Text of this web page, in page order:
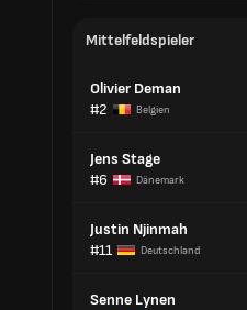
Mittelfeldspieler
Olivier Deman
#2
Belgien
Jens Stage
#6
Dänemark
Justin Njinmah
#11
Deutschland
Senne Lynen